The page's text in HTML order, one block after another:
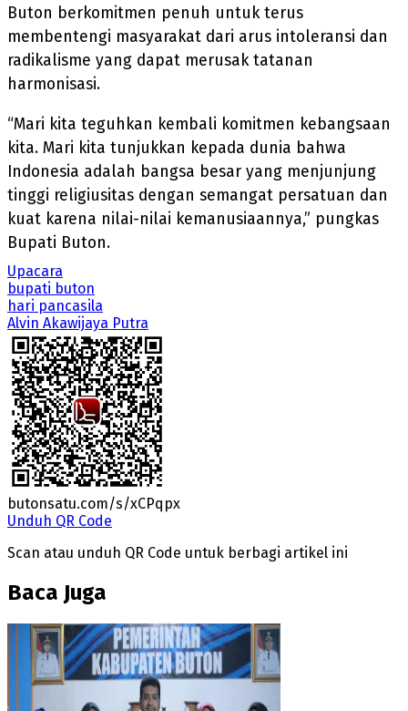
Buton berkomitmen penuh untuk terus
membentengi masyarakat dari arus intoleransi dan
radikalisme yang dapat merusak tatanan
harmonisasi.
“Mari kita teguhkan kembali komitmen kebangsaan
kita. Mari kita tunjukkan kepada dunia bahwa
Indonesia adalah bangsa besar yang menjunjung
tinggi religiusitas dengan semangat persatuan dan
kuat karena nilai-nilai kemanusiaannya,” pungkas
Bupati Buton.
Upacara
bupati buton
hari pancasila
Alvin Akawijaya Putra
butonsatu.com/s/xCPqpx
Unduh QR Code
Scan atau unduh QR Code untuk berbagi artikel ini
Baca Juga